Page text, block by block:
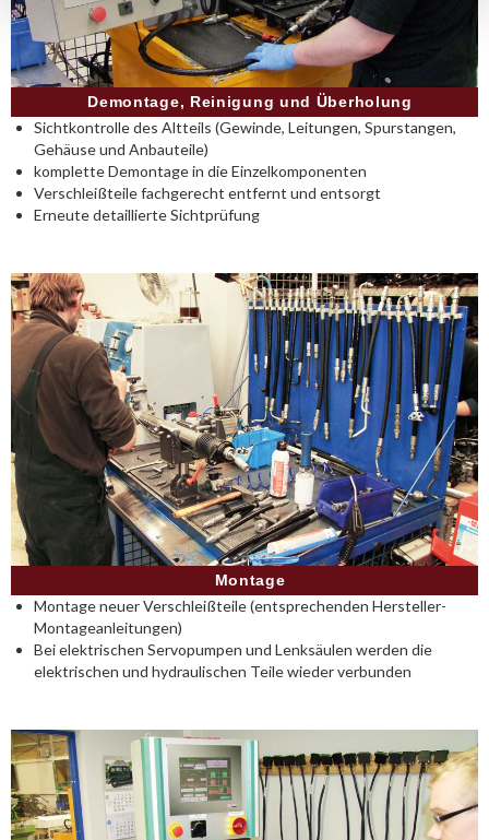
Demontage, Reinigung und Überholung
Sichtkontrolle des Altteils (Gewinde, Leitungen, Spurstangen,
Gehäuse und Anbauteile)
komplette Demontage in die Einzelkomponenten
Verschleißteile fachgerecht entfernt und entsorgt
Erneute detaillierte Sichtprüfung
Montage
Montage neuer Verschleißteile (entsprechenden Hersteller-
Montageanleitungen)
Bei elektrischen Servopumpen und Lenksäulen werden die
elektrischen und hydraulischen Teile wieder verbunden